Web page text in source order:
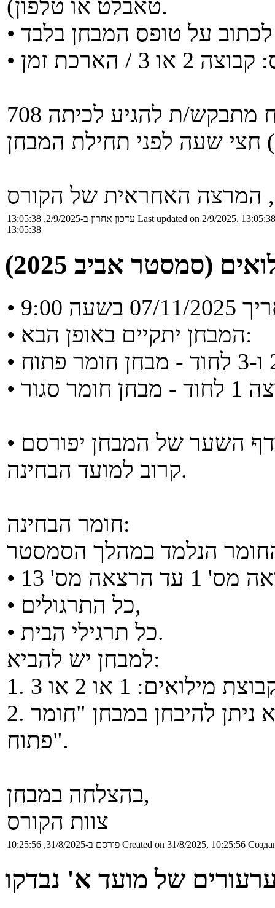
טאבלט או טלפון).
כל מי זכאי/זכאית למבחן חומר פתוח מתבקש/ת להגיע לכיתה 708
המרצה האחראית של הקורס
עדכון אחרון ב-2/9/2025, 13:05:38 Last updated on 2/9/2025, 13:05:38
13:05:38
(סמסטר אביב 2025)
• המבחן יתקיים באופן הבא:
חומר סגור
• פרטים נוספים (מיקום המבחן) ודף השער של המבחן יפורסם
קרוב למועד הבחינה.
חומר הבחינה:
• כל התרגולים,
• כל תרגילי הבית.
למבחן יש להביא:
1 או 2 או 3
2. ללא אישור על קבוצות 2 או 3 לא ניתן להיבחן במבחן "חומר
פתוח".
בהצלחה במבחן,
צוות הקורס
פורסם ב-31/8/2025, 10:25:56 Created on 31/8/2025, 10:25:56
של מועד א' נבדקו